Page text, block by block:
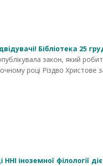
Бібліотека 25
закон, який
році Різдво Христове
ННІ іноземної